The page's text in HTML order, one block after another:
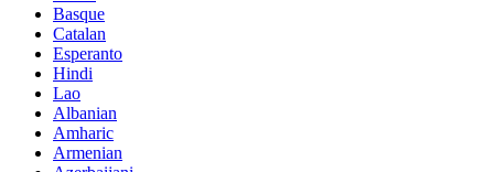
Basque
Catalan
Esperanto
Hindi
Lao
Albanian
Amharic
Armenian